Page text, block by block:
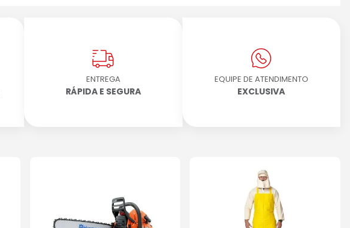
ENTREGA
RÁPIDA E SEGURA
EQUIPE DE ATENDIMENTO
EXCLUSIVA